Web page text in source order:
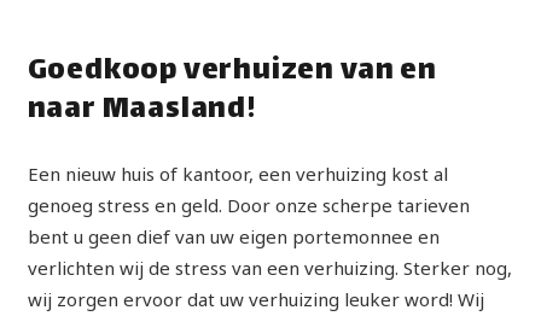
Goedkoop verhuizen van en
naar Maasland!
Een nieuw huis of kantoor, een verhuizing kost al
genoeg stress en geld. Door onze scherpe tarieven
bent u geen dief van uw eigen portemonnee en
verlichten wij de stress van een verhuizing. Sterker nog,
wij zorgen ervoor dat uw verhuizing leuker word! Wij